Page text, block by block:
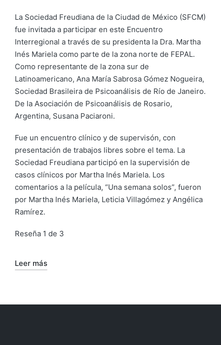
La Sociedad Freudiana de la Ciudad de México (SFCM)
fue invitada a participar en este Encuentro
Interregional a través de su presidenta la Dra. Martha
Inés Mariela como parte de la zona norte de FEPAL.
Como representante de la zona sur de
Latinoamericano, Ana María Sabrosa Gómez Nogueira,
Sociedad Brasileira de Psicoanálisis de Río de Janeiro.
De la Asociación de Psicoanálisis de Rosario,
Argentina, Susana Paciaroni.
Fue un encuentro clínico y de supervisón, con
presentación de trabajos libres sobre el tema. La
Sociedad Freudiana participó en la supervisión de
casos clínicos por Martha Inés Mariela. Los
comentarios a la película, “Una semana solos”, fueron
por Martha Inés Mariela, Leticia Villagómez y Angélica
Ramírez.
Reseña 1 de 3
Leer más